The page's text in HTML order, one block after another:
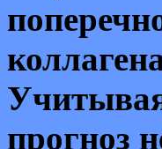
прогноз